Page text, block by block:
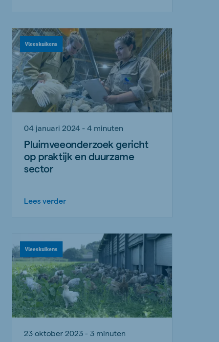
Vleeskuikens
04 januari 2024 - 4 minuten
Pluimveeonderzoek gericht
op praktijk en duurzame
sector
Lees verder
Vleeskuikens
23 oktober 2023 - 3 minuten